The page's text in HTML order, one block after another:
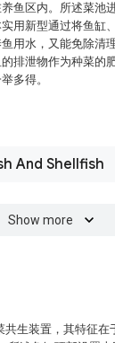
鱼区内。所述菜池
用新型通过将鱼缸
用水，又能免除清
排泄物作为种菜的
多得。
And Shellfish
Show more
共生装置，其特征